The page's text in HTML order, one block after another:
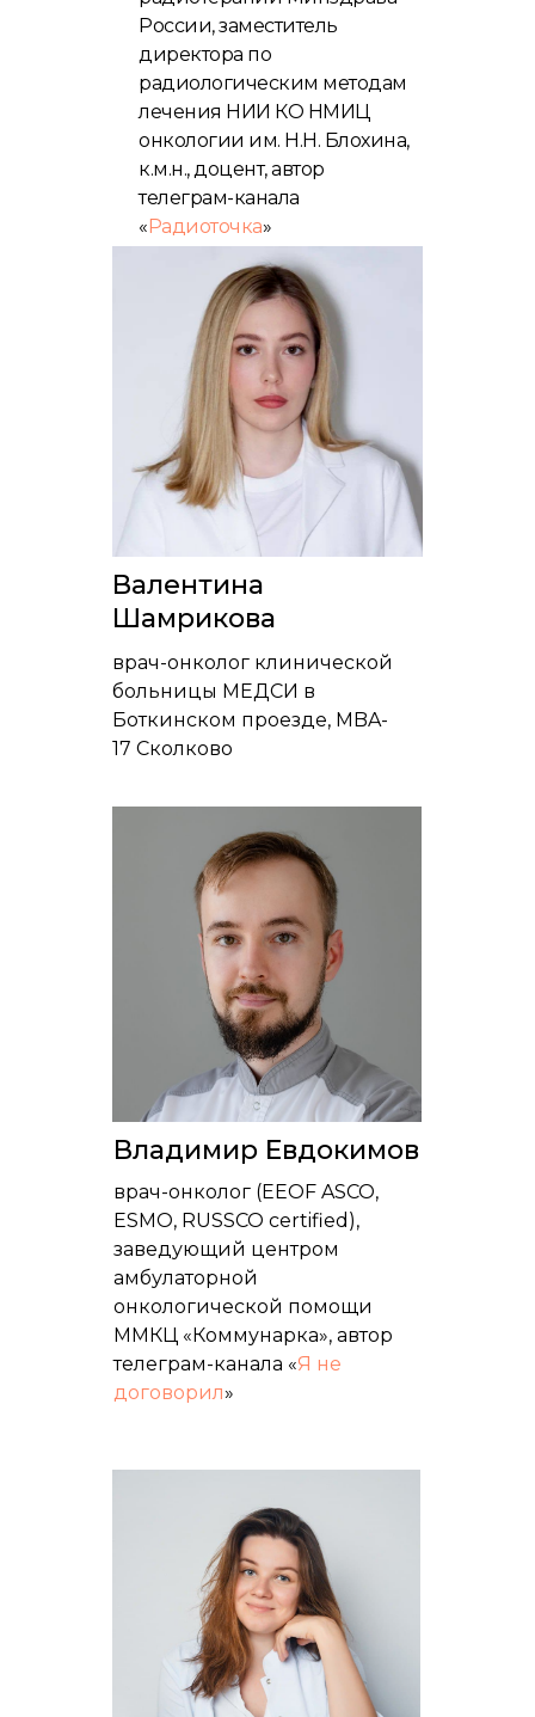
России, заместитель
директора по
радиологическим методам
лечения НИИ КО НМИЦ
онкологии им. Н.Н. Блохина,
к.м.н., доцент, автор
телеграм-канала
«Радиоточка»
Валентина
Шамрикова
врач-онколог клинической
больницы МЕДСИ в
Боткинском проезде, MBA-
17 Сколково
Владимир Евдокимов
врач-онколог (EEOF ASCO,
ESMO, RUSSCO certified),
заведующий центром
амбулаторной
онкологической помощи
ММКЦ «Коммунарка», автор
телеграм-канала «Я не
договорил»